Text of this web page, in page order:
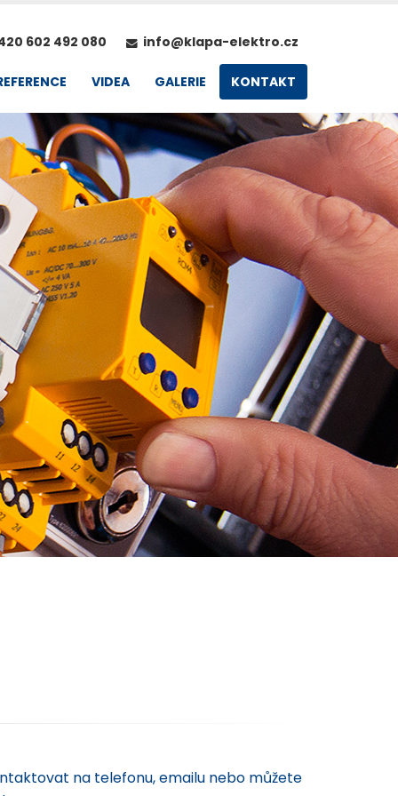
602 492 080 info@klapa-elektro.cz
VIDEA GALERIE KONTAKT
na telefonu, emailu nebo můžete